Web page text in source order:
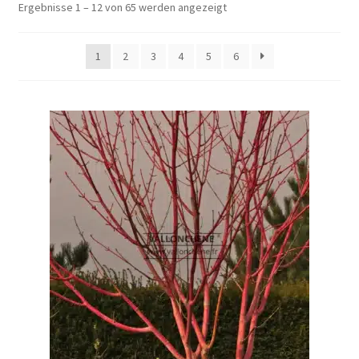
Ergebnisse 1 – 12 von 65 werden angezeigt
1 2 3 4 5 6